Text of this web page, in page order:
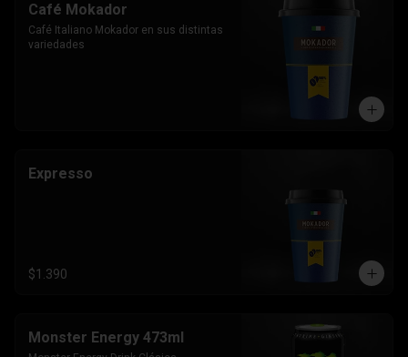
Café Mokador
Café Italiano Mokador en sus distintas
variedades
Expresso
$1.390
Monster Energy 473ml